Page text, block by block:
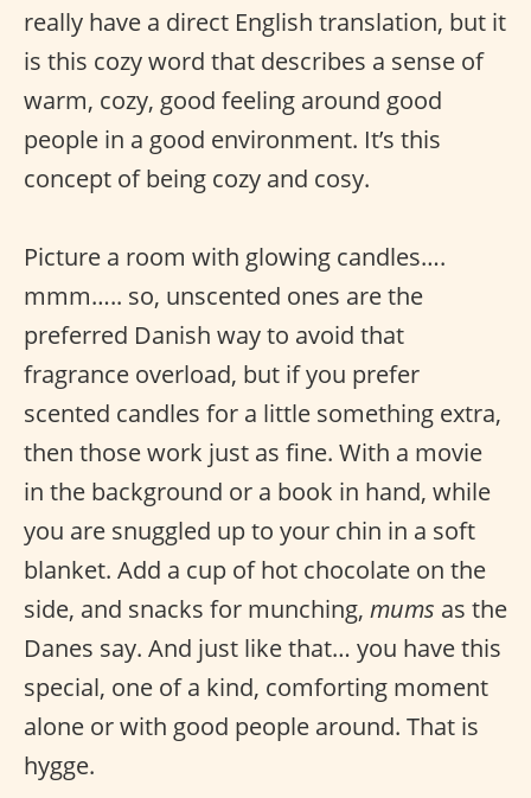
really have a direct English translation, but it
is this cozy word that describes a sense of
warm, cozy, good feeling around good
people in a good environment. It’s this
concept of being cozy and cosy.
Picture a room with glowing candles….
mmm….. so, unscented ones are the
preferred Danish way to avoid that
fragrance overload, but if you prefer
scented candles for a little something extra,
then those work just as fine. With a movie
in the background or a book in hand, while
you are snuggled up to your chin in a soft
blanket. Add a cup of hot chocolate on the
side, and snacks for munching, mums as the
Danes say. And just like that… you have this
special, one of a kind, comforting moment
alone or with good people around. That is
hygge.